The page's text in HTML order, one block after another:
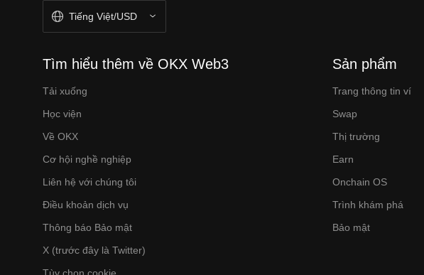
Tiếng Việt/USD
Tìm hiểu thêm về OKX Web3
Tải xuống
Học viện
Về OKX
Cơ hội nghề nghiệp
Liên hệ với chúng tôi
Điều khoản dịch vụ
Thông báo Bảo mật
X (trước đây là Twitter)
Sản phẩm
Trang thông tin ví
Swap
Thị trường
Earn
Onchain OS
Trình khám phá
Bảo mật